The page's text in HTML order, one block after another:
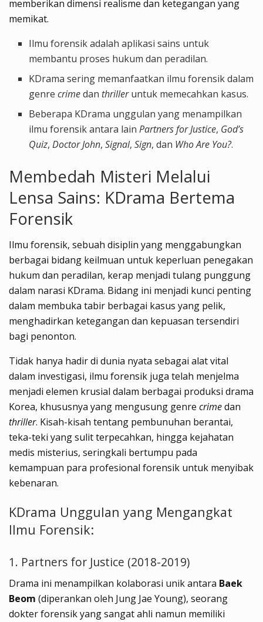
memberikan dimensi realisme dan ketegangan yang
memikat.
Ilmu forensik adalah aplikasi sains untuk
membantu proses hukum dan peradilan.
KDrama sering memanfaatkan ilmu forensik dalam
genrecrimedan thrilleruntuk memecahkan kasus.
Beberapa KDrama unggulan yang menampilkan
ilmu forensik antara lainPartners for Justice, God’s
Quiz,Doctor John,Signal,Sign, dan Who Are You?.
Membedah Misteri Melalui
Lensa Sains: KDrama Bertema
Forensik
Ilmu forensik, sebuah disiplin yang menggabungkan
berbagai bidang keilmuan untuk keperluan penegakan
hukum dan peradilan, kerap menjadi tulang punggung
dalam narasi KDrama. Bidang ini menjadi kunci penting
dalam membuka tabir berbagai kasus yang pelik,
menghadirkan ketegangan dan kepuasan tersendiri
bagi penonton.
Tidak hanya hadir di dunia nyata sebagai alat vital
dalam investigasi, ilmu forensik juga telah menjelma
menjadi elemen krusial dalam berbagai produksi drama
Korea, khususnya yang mengusung genre crimedan
thriller. Kisah-kisah tentang pembunuhan berantai,
teka-teki yang sulit terpecahkan, hingga kejahatan
medis misterius, seringkali bertumpu pada
kemampuan para profesional forensik untuk menyibak
kebenaran.
KDrama Unggulan yang Mengangkat
Ilmu Forensik:
1. Partners for Justice (2018-2019)
Drama ini menampilkan kolaborasi unik antara Baek
Beom (diperankan oleh Jung Jae Young), seorang
dokter forensik yang sangat ahli namun memiliki